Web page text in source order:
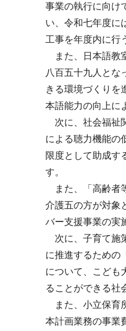
事業の執行に向け
い、令和七年度に
工事を年度内に行
また、日本語教
八百五十九人とな
きる環境づくりを
本語能力の向上に
次に、社会福祉
による聴力機能の
限度として助成す
す。
また、「高齢者
介護五の方が対象
バー支援事業の実
次に、子育て施
に推進するための
について、こども
ることができる社
また、小立保育
本計画業務の事業